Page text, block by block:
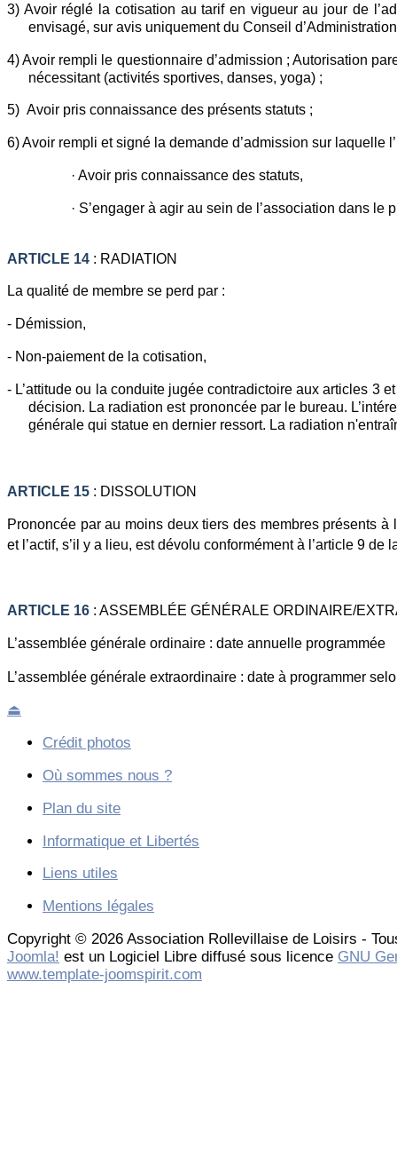
3) Avoir réglé la cotisation au tarif en vigueur au jour de
envisagé, sur avis uniquement du Conseil
4) Avoir rempli le questionnaire d’admission ; Autorisation
nécessitant (activités sportives, danses, yoga) ;
5) Avoir pris connaissance des présents statuts ;
6) Avoir rempli et signé la demande d’admission sur laquelle
· Avoir pris connaissance des statuts,
· S’engager à agir au sein de l’association dans
ARTICLE 14 : RADIATION
La qualité de membre se perd par :
- Démission,
- Non-paiement de la cotisation,
- L’attitude ou la conduite jugée contradictoire aux articles 3
décision. La radiation est prononcée par le bureau.
générale qui statue en dernier ressort. La radiation
ARTICLE 15 : DISSOLUTION
Prononcée par au moins deux tiers des membres présents
et l’actif, s’il y a lieu, est dévolu conformément à l’article 9 de
ARTICLE 16 : ASSEMBLÉE GÉNÉRALE ORDINAIRE/
L’assemblée générale ordinaire : date annuelle programmée
L’assemblée générale extraordinaire : date à programmer
⏏
Crédit photos
Où sommes nous ?
Plan du site
Informatique et Libertés
Liens utiles
Mentions légales
Copyright © 2026 Association Rollevillaise de Loisirs -
Joomla! est un Logiciel Libre diffusé sous licence GNU
www.template-joomspirit.com